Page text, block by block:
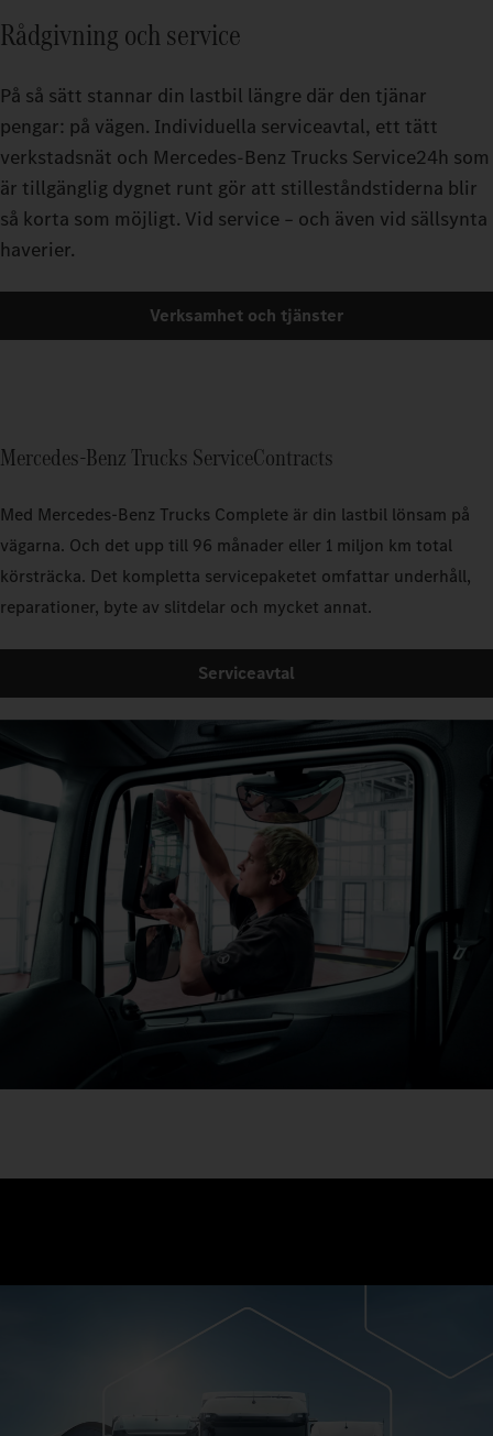
Rådgivning och service
På så sätt stannar din lastbil längre där den tjänar
pengar: på vägen. Individuella serviceavtal, ett tätt
verkstadsnät och Mercedes-Benz Trucks Service24h som
är tillgänglig dygnet runt gör att stilleståndstiderna blir
så korta som möjligt. Vid service – och även vid sällsynta
haverier.
Verksamhet och tjänster
Mercedes-Benz Trucks ServiceContracts
Med Mercedes‑Benz Trucks Complete är din lastbil lönsam på
vägarna. Och det upp till 96 månader eller 1 miljon km total
körsträcka. Det kompletta servicepaketet omfattar underhåll,
reparationer, byte av slitdelar och mycket annat.
Serviceavtal